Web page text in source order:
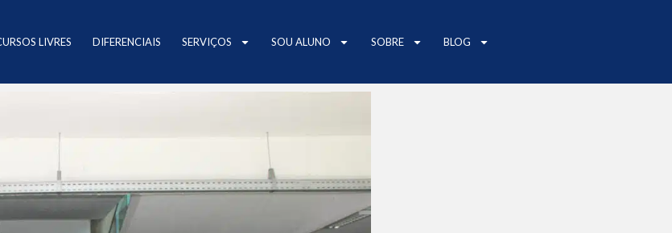
LIVRES DIFERENCIAIS SERVIÇOS SOU ALUNO SOBRE BLOG